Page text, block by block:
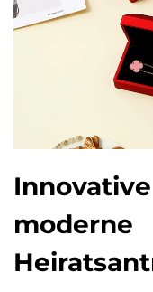
moderne